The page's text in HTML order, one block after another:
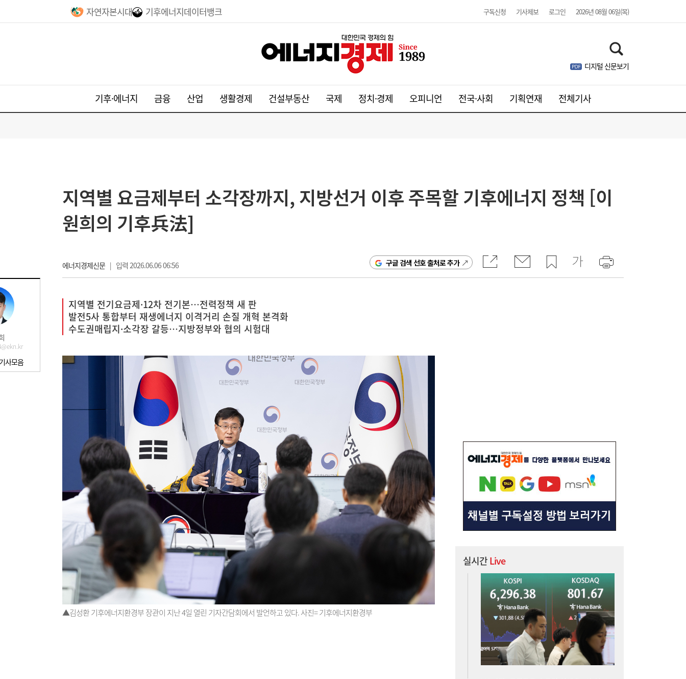
자연자본시대 기후에너지데이터뱅크 구독신청 기사제보 로그인 2026년 08월 06일(목)
디지털 신문보기
기후·에너지 금융 산업 생활경제 건설부동산 국제 정치·경제 오피니언 전국·사회 기획연재 전체기사
사모음
지역별 요금제부터 소각장까지, 지방선거 이후 주목할 기후에너지 정책 [이
원희의 기후兵法]
에너지경제신문| 입력 2026.06.06 06:56 구글 검색 선호 출처로 추가
지역별 전기요금제·12차 전기본…전력정책 새 판
발전5사 통합부터 재생에너지 이격거리 손질 개혁 본격화
수도권매립지·소각장 갈등…지방정부와 협의 시험대
▲김성환 기후에너지환경부 장관이 지난 4일 열린 기자간담회에서 발언하고 있다. 사진= 기후에너지환경부
실시간Live
16:32
[금융권 풍향계] 취약계층 금융 접근성↑...기
업은행, 비대면 햇살론 출시 外
스닥은 800선 지켜내[마감시황]
LH 사장, 주택공급 속도전 위해 “보상 임시
직, 정규직보다 더 많이 주겠다”